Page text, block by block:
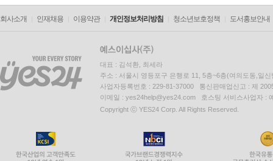
회사소개 인재채용 이용약관 개인정보처리방침 청소년보호정책 도서홍보안내
대표 : 김석환, 최세라
주소 : 서울시 영등포구 은행로 11, 5층~6층(여의도동,일신
사업자등록번호 : 229-81-37000 통신판매업신고 : 제
이메일 : yes24help@yes24.com 호스팅 서비스사업자 :
Copyright ⓒ YES24 Corp. All Rights Reserved.